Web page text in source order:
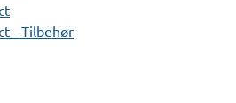
- Tilbehør